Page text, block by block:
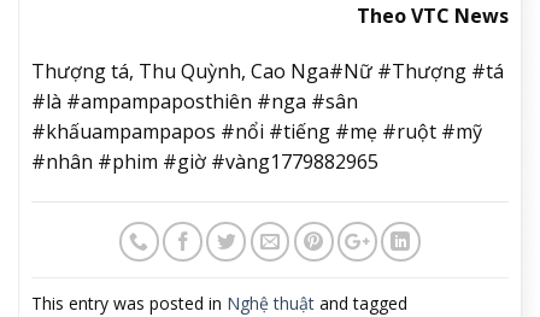
Theo VTC News
Thượng tá, Thu Quỳnh, Cao Nga#Nữ #Thượng #tá
#là #ampampaposthiên #nga #sân
#khấuampampapos #nổi #tiếng #mẹ #ruột #mỹ
#nhân #phim #giờ #vàng1779882965
This entry was posted in Nghệ thuật and tagged